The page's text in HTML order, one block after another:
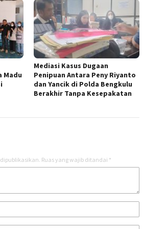
Madu
Mediasi Kasus Dugaan
Penipuan Antara Peny Riyanto
dan Yancik di Polda Bengkulu
Berakhir Tanpa Kesepakatan
Ruas yang wajib ditandai *